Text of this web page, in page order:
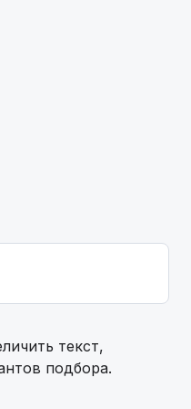
текст,
подбора.